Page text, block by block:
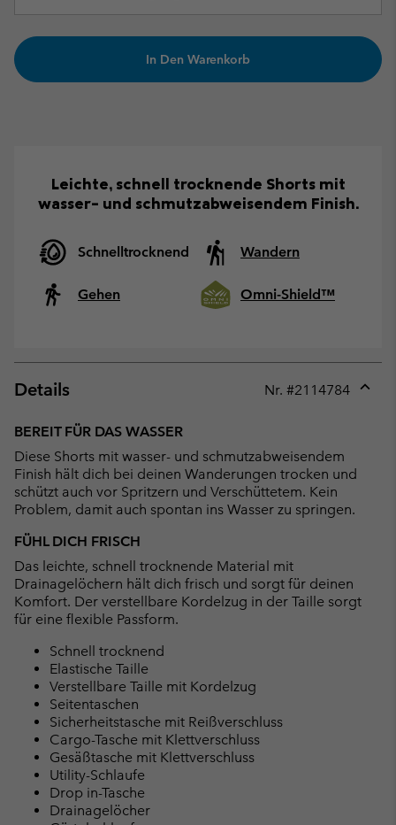
In Den Warenkorb
Leichte, schnell trocknende Shorts mit
wasser- und schmutzabweisendem Finish.
Schnelltrocknend Wandern
Gehen Omni-Shield™
Details Nr. #2114784
BEREIT FÜR DAS WASSER
Diese Shorts mit wasser- und schmutzabweisendem
Finish hält dich bei deinen Wanderungen trocken und
schützt auch vor Spritzern und Verschüttetem. Kein
Problem, damit auch spontan ins Wasser zu springen.
FÜHL DICH FRISCH
Das leichte, schnell trocknende Material mit
Drainagelöchern hält dich frisch und sorgt für deinen
Komfort. Der verstellbare Kordelzug in der Taille sorgt
für eine flexible Passform.
Schnell trocknend
Elastische Taille
Verstellbare Taille mit Kordelzug
Seitentaschen
Sicherheitstasche mit Reißverschluss
Cargo-Tasche mit Klettverschluss
Gesäßtasche mit Klettverschluss
Utility-Schlaufe
Drop in-Tasche
Drainagelöcher